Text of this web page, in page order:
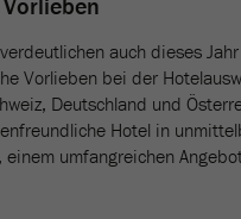
auch dieses
Vorlieben bei der
Deutschland und
Hotel in
umfangreichen